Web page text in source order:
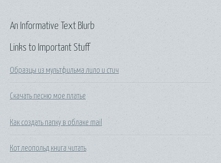
Links to Important Stuff
Образцы из мультфильма лило и стич
Скачать песню мое платье
Как создать папку в облаке mail
Кот леопольд книга читать
An Informative Text Blurb